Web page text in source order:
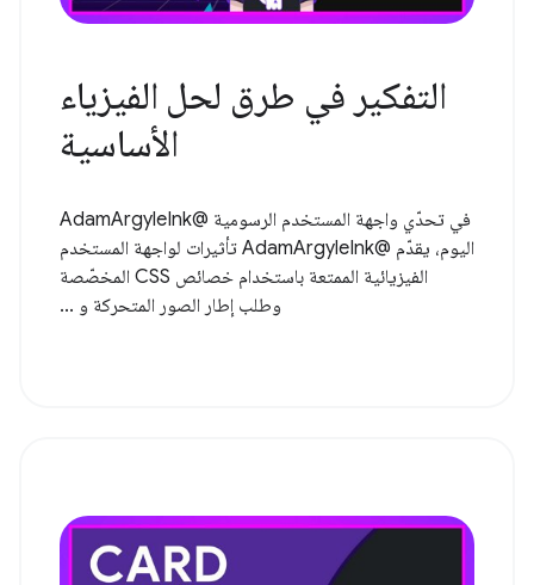
التفكير في طرق لحل الفيزياء
الأساسية
في تحدّي واجهة المستخدم الرسومية @AdamArgyleInk
اليوم، يقدّم @AdamArgyleInk تأثيرات لواجهة المستخدم
الفيزيائية الممتعة باستخدام خصائص CSS المخصّصة
وطلب إطار الصور المتحركة و ...